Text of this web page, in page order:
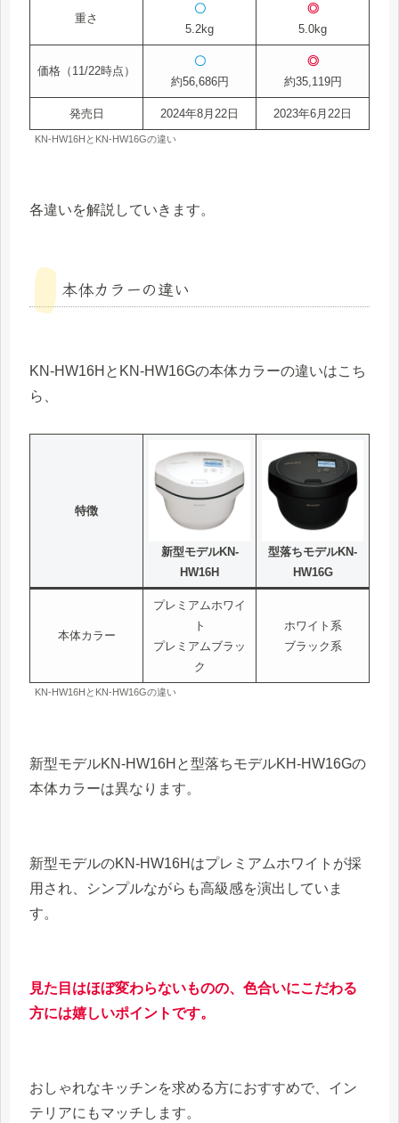
重さ
〇
5.2kg
◎
5.0kg
価格（11/22時点）
〇
約56,686円
◎
約35,119円
発売日 2024年8月22日 2023年6月22日
KN-HW16HとKN-HW16Gの違い
各違いを解説していきます。
本体カラーの違い
KN-HW16HとKN-HW16Gの本体カラーの違いはこち
ら、
特徴
新型モデルKN-
HW16H
型落ちモデルKN-
HW16G
本体カラー
プレミアムホワイ
ト
プレミアムブラッ
ク
ホワイト系
ブラック系
KN-HW16HとKN-HW16Gの違い
新型モデルKN-HW16Hと型落ちモデルKH-HW16Gの
本体カラーは異なります。
新型モデルのKN-HW16Hはプレミアムホワイトが採
用され、シンプルながらも高級感を演出していま
す。
見た目はほぼ変わらないものの、色合いにこだわる
方には嬉しいポイントです。
おしゃれなキッチンを求める方におすすめで、イン
テリアにもマッチします。